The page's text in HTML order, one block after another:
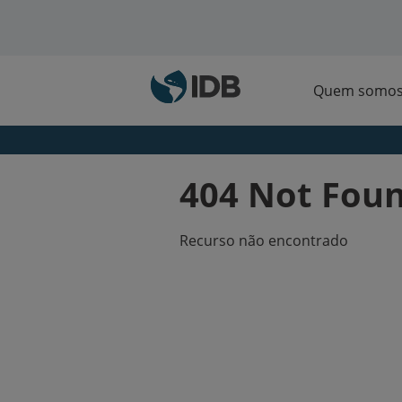
Quem somos
404 Not
Recurso não encontrado